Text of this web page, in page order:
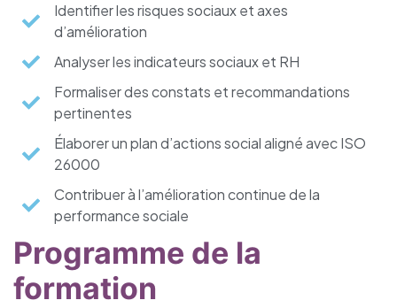
Identifier les risques sociaux et axes
d’amélioration
Analyser les indicateurs sociaux et RH
Formaliser des constats et recommandations
pertinentes
Élaborer un plan d’actions social aligné avec ISO
26000
Contribuer à l’amélioration continue de la
performance sociale
Programme de la
formation